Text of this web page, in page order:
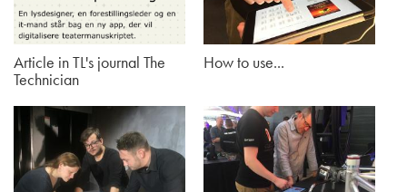
Article in TL's journal The
Technician
How to use...